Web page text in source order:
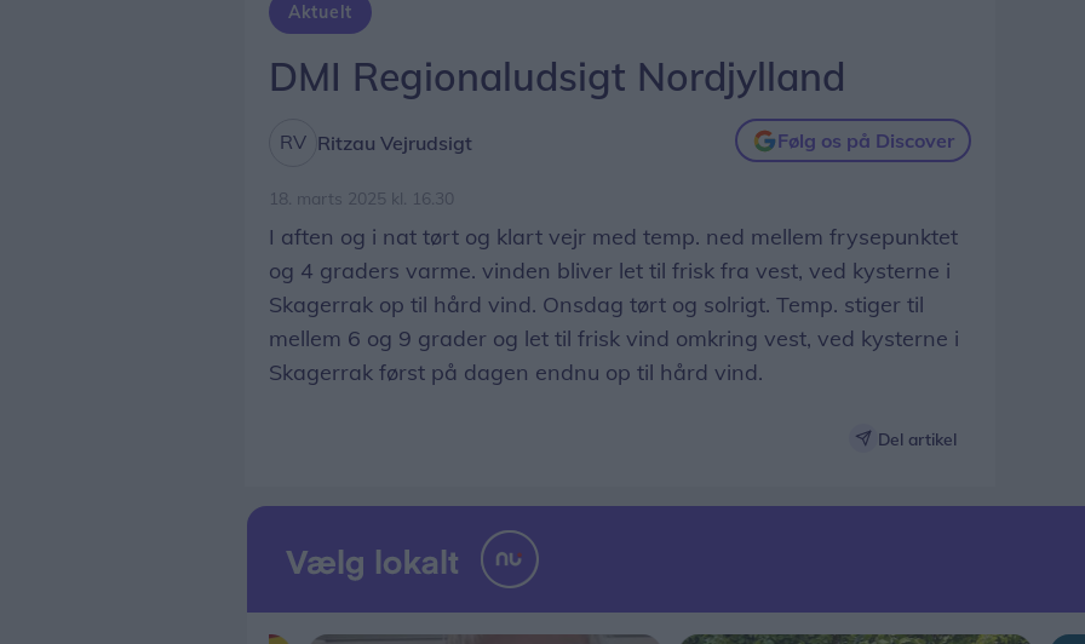
Aktuelt
DMI Regionaludsigt Nordjylland
Ritzau Vejrudsigt Følg os på Discover
18. marts 2025 kl. 16.30
I aften og i nat tørt og klart vejr med temp. ned mellem frysepunktet
og 4 graders varme. vinden bliver let til frisk fra vest, ved kysterne i
Skagerrak op til hård vind. Onsdag tørt og solrigt. Temp. stiger til
mellem 6 og 9 grader og let til frisk vind omkring vest, ved kysterne i
Skagerrak først på dagen endnu op til hård vind.
Del artikel